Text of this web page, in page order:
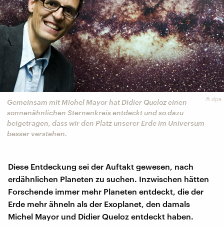
© dpa
Gemeinsam mit Michel Mayor hat Didier Queloz einen
sonnenähnlichen Sternenkreis entdeckt und so dazu
beigetragen, dass wir den Platz unserer Erde im Universum
besser verstehen.
Diese Entdeckung sei der Auftakt gewesen, nach
erdähnlichen Planeten zu suchen. Inzwischen hätten
Forschende immer mehr Planeten entdeckt, die der
Erde mehr ähneln als der Exoplanet, den damals
Michel Mayor und Didier Queloz entdeckt haben.